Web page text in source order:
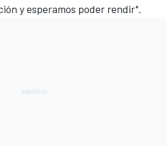
y esperamos poder rendir".